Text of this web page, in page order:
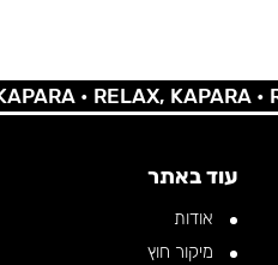
•RELAX, KAPARA •
עוד באתר
אודות
מיקור חוץ